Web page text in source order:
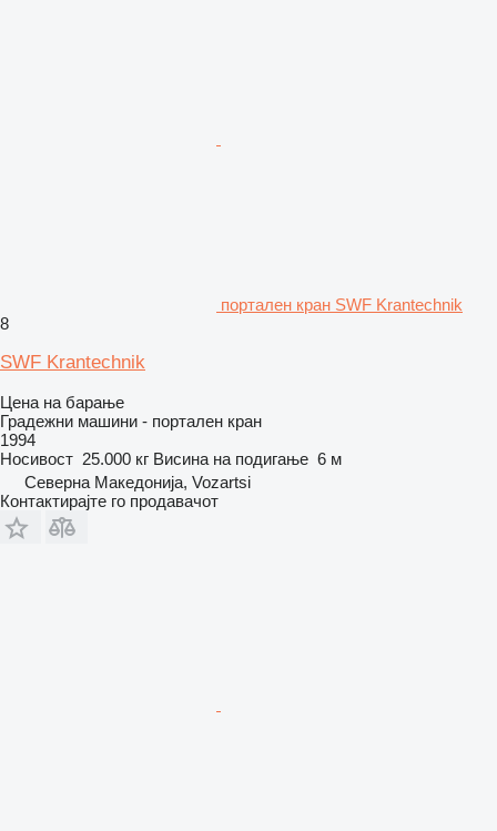
портален кран SWF Krantechnik
8
SWF Krantechnik
Цена на барање
Градежни машини - портален кран
1994
Носивост 25.000 кг Висина на подигање 6 м
Северна Македонија, Vozartsi
Контактирајте го продавачот